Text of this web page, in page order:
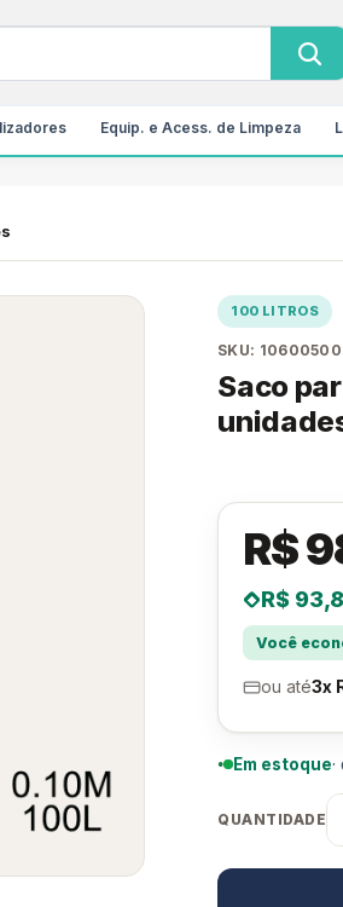
Equip. e Acess. de Limpeza
100 LITROS
SKU:
Saco
R$
R$
Você
ou até3x
Em estoque
QUANTIDADE